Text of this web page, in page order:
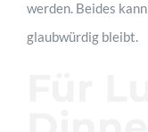
werden. Beides
glaubwürdig bleibt.